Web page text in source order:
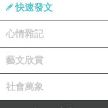
快速發文
心情雜記
藝文欣賞
社會萬象